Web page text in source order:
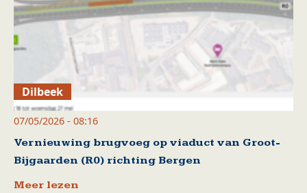
Dilbeek
07/05/2026 - 08:16
Vernieuwing brugvoeg op viaduct van Groot-
Bijgaarden (R0) richting Bergen
Meer lezen